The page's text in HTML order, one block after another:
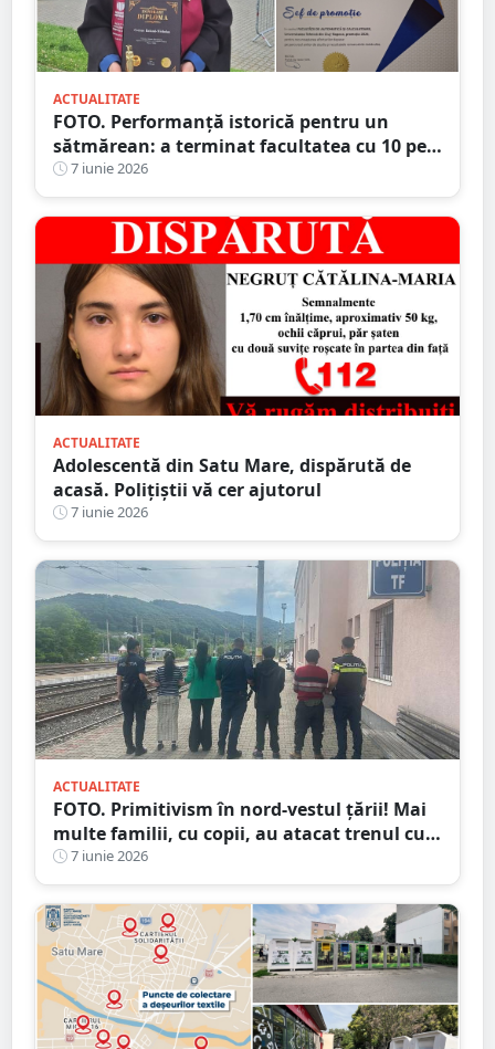
ACTUALITATE
FOTO. Performanță istorică pentru un
sătmărean: a terminat facultatea cu 10 pe
linie și a devenit șef de promoție. Fratele
său geamăn, în top 3 absolvenți
7 iunie 2026
ACTUALITATE
Adolescentă din Satu Mare, dispărută de
acasă. Polițiștii vă cer ajutorul
7 iunie 2026
ACTUALITATE
FOTO. Primitivism în nord-vestul țării! Mai
multe familii, cu copii, au atacat trenul cu
pietre. Au agresat personalul CFR
7 iunie 2026